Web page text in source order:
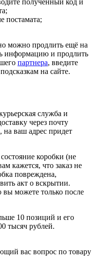
постамата;
можно продлить ещё на
информацию и продлить
партнера, введите
на сайте.
служба и
через почту
на ваш адрес придет
коробки (не
кажется, что заказ не
повреждена,
акт о вскрытии.
вы можете только после
10 позиций и его
тысяч рублей.
вас вопрос по товару